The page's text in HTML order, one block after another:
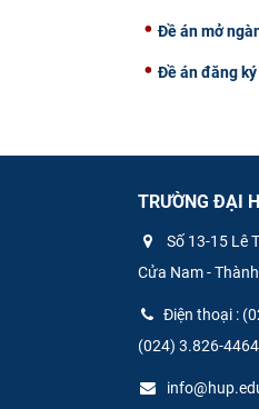
Đề án mở
Đề án đăng
TRƯỜNG ĐẠI
Số 13-15 Lê
Cửa Nam -
Điện thoại :
(024) 3.826-